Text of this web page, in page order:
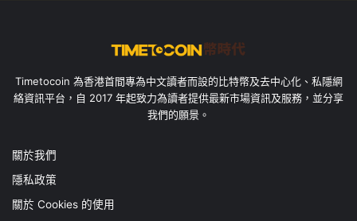
Timetocoin 為香港首間專為中文讀者而設的比特幣及去中心化、私隱網
絡資訊平台，自 2017 年起致力為讀者提供最新市場資訊及服務，並分享
我們的願景。
關於我們
隱私政策
關於 Cookies 的使用